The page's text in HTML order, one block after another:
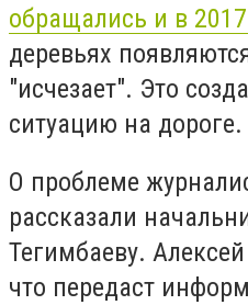
обращались и в 2017
деревьях
"исчезает". Это
ситуацию на дороге.
О проблеме
рассказали
Тегимбаеву.
что передаст